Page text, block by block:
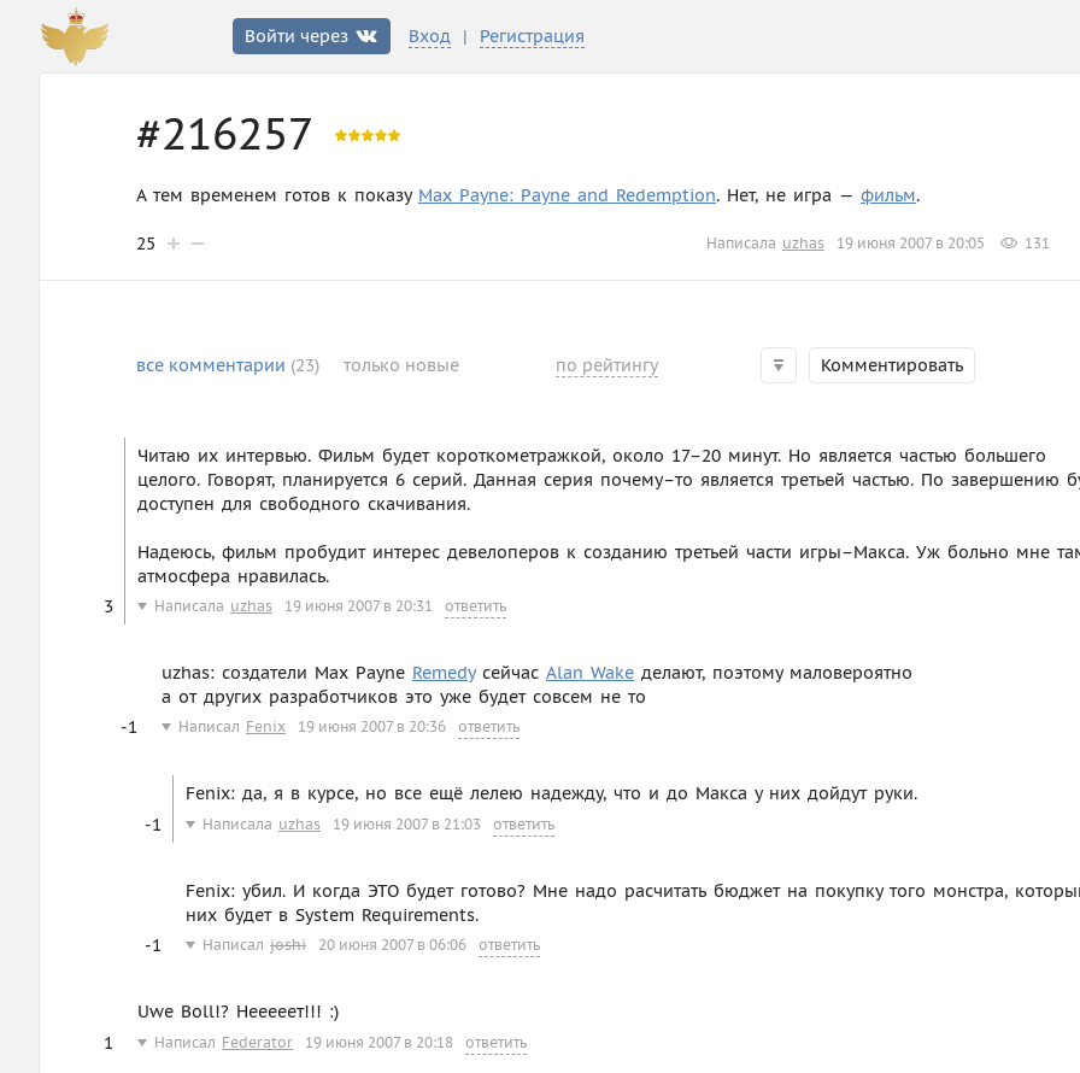
Войти через Вход | Регистрация
#216257
А тем временем готов к показу Max Payne: Payne and Redemption. Нет, не игра — фильм.
Написала uzhas 19 июня 2007 в 20:05
25 131
все комментарии (23) только новые по рейтингу Комментировать
Читаю их интервью. Фильм будет короткометражкой, около 17–20 минут. Но является частью большего
целого. Говорят, планируется 6 серий. Данная серия почему–то является третьей частью. По завершению
доступен для свободного скачивания.
Надеюсь, фильм пробудит интерес девелоперов к созданию третьей части игры–Макса. Уж больно мне
атмосфера нравилась.
3
Написала uzhas 19 июня 2007 в 20:31 ответить
uzhas: создатели Max Payne Remedyсейчас Alan Wake делают, поэтому маловероятно
а от других разработчиков это уже будет совсем не то
-1
Написал Fenix 19 июня 2007 в 20:36 ответить
Fenix: да, я в курсе, но все ещё лелею надежду, что и до Макса у них дойдут руки.
-1
Написала uzhas 19 июня 2007 в 21:03 ответить
Fenix: убил. И когда ЭТО будет готово? Мне надо расчитать бюджет на покупку того монстра,
них будет в System Requirements.
-1
Написал joshi 20 июня 2007 в 06:06 ответить
Uwe Boll!? Нееееет!!! :)
1
Написал Federator 19 июня 2007 в 20:18 ответить